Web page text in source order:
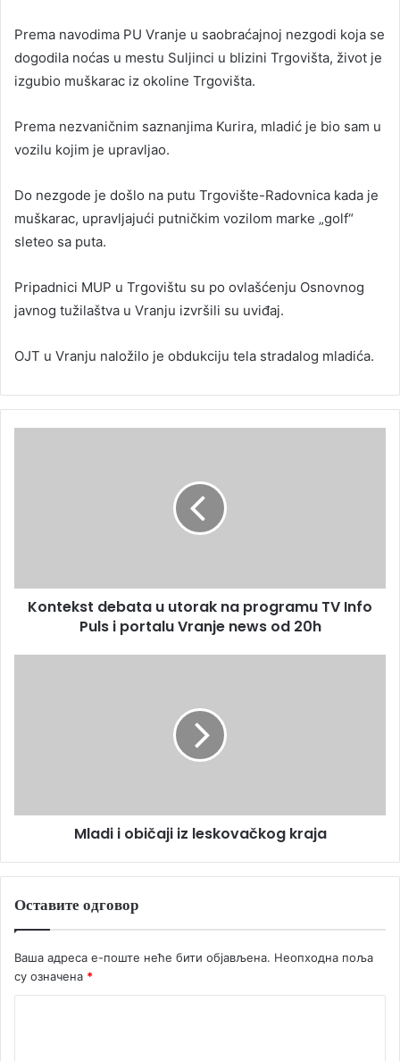
Prema navodima PU Vranje u saobraćajnoj nezgodi koja se
dogodila noćas u mestu Suljinci u blizini Trgovišta, život je
izgubio muškarac iz okoline Trgovišta.
Prema nezvaničnim saznanjima Kurira, mladić je bio sam u
vozilu kojim je upravljao.
Do nezgode je došlo na putu Trgovište-Radovnica kada je
muškarac, upravljajući putničkim vozilom marke „golf“
sleteo sa puta.
Pripadnici MUP u Trgovištu su po ovlašćenju Osnovnog
javnog tužilaštva u Vranju izvršili su uviđaj.
OJT u Vranju naložilo je obdukciju tela stradalog mladića.
Kontekst debata u utorak na programu TV Info
Puls i portalu Vranje news od 20h
Mladi i običaji iz leskovačkog kraja
Оставите одговор
Ваша адреса е-поште неће бити објављена. Неопходна поља
су означена *